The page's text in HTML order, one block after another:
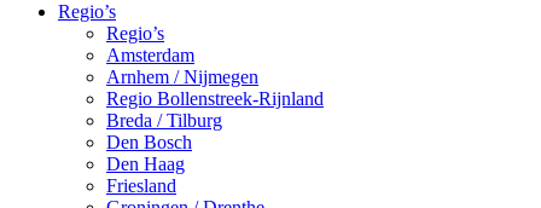
Regio’s
Regio’s
Amsterdam
Arnhem / Nijmegen
Regio Bollenstreek-Rijnland
Breda / Tilburg
Den Bosch
Den Haag
Friesland